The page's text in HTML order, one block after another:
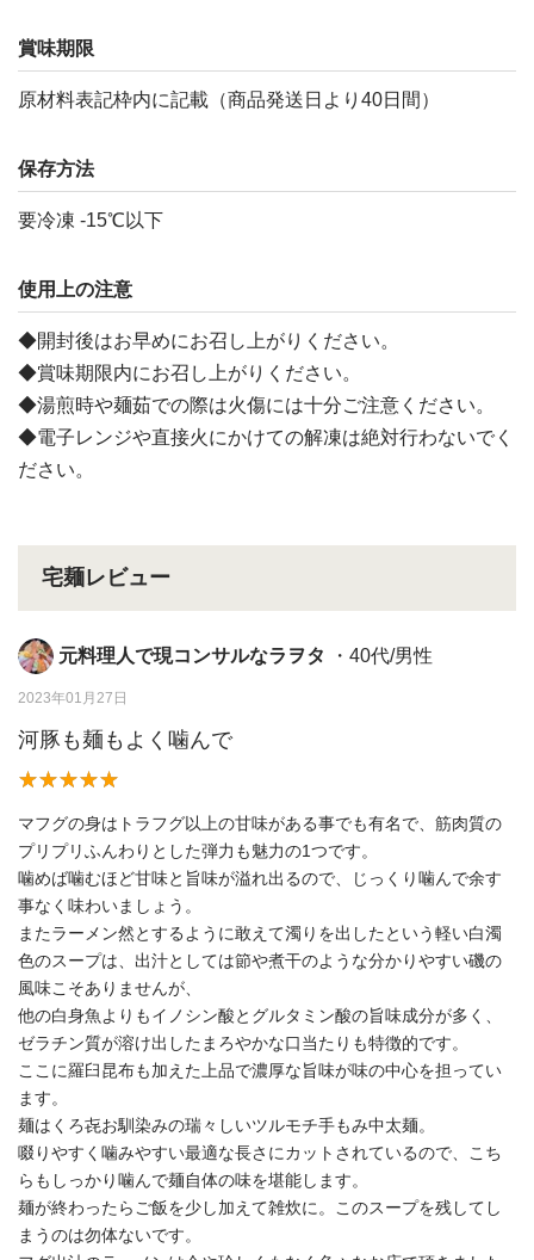
賞味期限
原材料表記枠内に記載（商品発送日より40日間）
保存方法
要冷凍 -15℃以下
使用上の注意
◆開封後はお早めにお召し上がりください。
◆賞味期限内にお召し上がりください。
◆湯煎時や麺茹での際は火傷には十分ご注意ください。
◆電子レンジや直接火にかけての解凍は絶対行わないでく
ださい。
宅麺レビュー
元料理人で現コンサルなラヲタ ・40代/男性
2023年01月27日
河豚も麺もよく噛んで
マフグの身はトラフグ以上の甘味がある事でも有名で、筋肉質の
プリプリふんわりとした弾力も魅力の1つです。
噛めば噛むほど甘味と旨味が溢れ出るので、じっくり噛んで余す
事なく味わいましょう。
またラーメン然とするように敢えて濁りを出したという軽い白濁
色のスープは、出汁としては節や煮干のような分かりやすい磯の
風味こそありませんが、
他の白身魚よりもイノシン酸とグルタミン酸の旨味成分が多く、
ゼラチン質が溶け出したまろやかな口当たりも特徴的です。
ここに羅臼昆布も加えた上品で濃厚な旨味が味の中心を担ってい
ます。
麺はくろ㐂お馴染みの瑞々しいツルモチ手もみ中太麺。
啜りやすく噛みやすい最適な長さにカットされているので、こち
らもしっかり噛んで麺自体の味を堪能します。
麺が終わったらご飯を少し加えて雑炊に。このスープを残してし
まうのは勿体ないです。